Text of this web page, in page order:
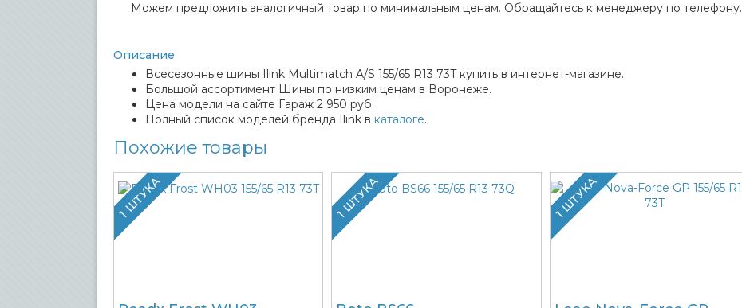
Можем предложить аналогичный товар по минимальным ценам. Обращайтесь к менеджеру по телефону.
Описание
Всесезонные шины Ilink Multimatch A/S 155/65 R13 73T купить в интернет-магазине.
Большой ассортимент Шины по низким ценам в Воронеже.
Цена модели на сайте Гараж 2 950 руб.
Полный список моделей бренда Ilink в каталоге.
Похожие товары
1 ШТУКА 1 ШТУКА 1 ШТУКА